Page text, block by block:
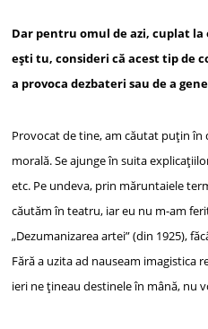
Dar pentru omul de azi, cuplat
ești tu, consideri că acest tip de
a provoca dezbateri sau de a
Provocat de tine, am căutat puțin în
morală. Se ajunge în suita
etc. Pe undeva, prin măruntaiele
căutăm în teatru, iar eu nu m-am
„Dezumanizarea artei” (din 1925),
Fără a uzita ad nauseam imagistica
ieri ne țineau destinele în mână, nu